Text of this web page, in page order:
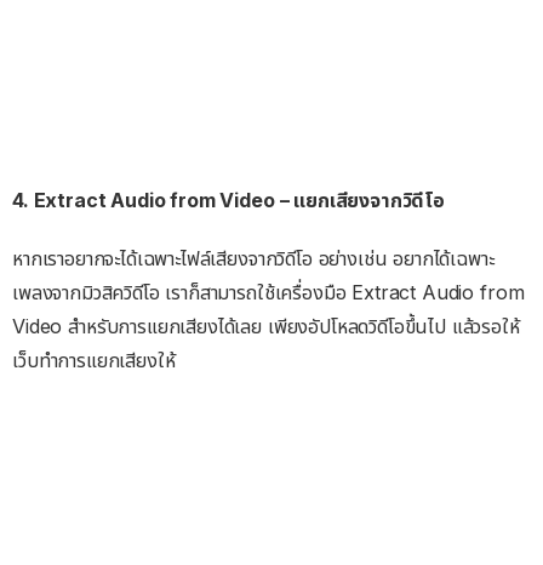
4. Extract Audio from Video – แยกเสียงจากวิดีโอ
หากเราอยากจะได้เฉพาะไฟล์เสียงจากวิดีโอ อย่างเช่น อยากได้เฉพาะ
เพลงจากมิวสิควิดีโอ เราก็สามารถใช้เครื่องมือ Extract Audio from
Video สำหรับการแยกเสียงได้เลย เพียงอัปโหลดวิดีโอขึ้นไป แล้วรอให้
เว็บทำการแยกเสียงให้